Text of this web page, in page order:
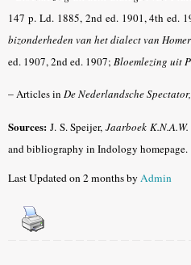
147 p. Ld. 1885, 2nd ed. 1901, 4th ed.
bizonderheden van het dialect van
ed. 1907, 2nd ed. 1907; Bloemlezing uit
–Articles in De Nederlandsche
Sources: J. S. Speijer,Jaarboek K.N.A.W.
and bibliography in Indology homepage.
Last Updated on 2 months byAdmin